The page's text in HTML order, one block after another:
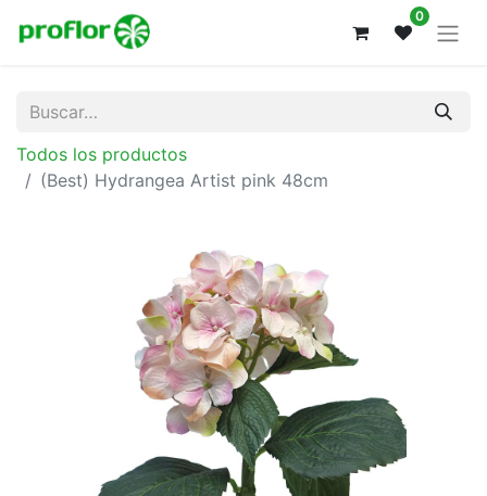
0
Todos los productos
(Best) Hydrangea Artist pink 48cm